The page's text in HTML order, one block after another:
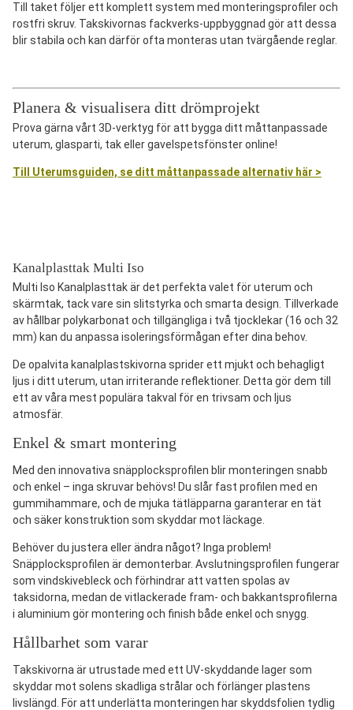
Till taket följer ett komplett system med monteringsprofiler och
rostfri skruv. Takskivornas fackverks-uppbyggnad gör att dessa
blir stabila och kan därför ofta monteras utan tvärgående reglar.
Planera & visualisera ditt drömprojekt
Prova gärna vårt 3D-verktyg för att bygga ditt måttanpassade
uterum, glasparti, tak eller gavelspetsfönster online!
Till Uterumsguiden, se ditt måttanpassade alternativ här >
Kanalplasttak Multi Iso
Multi Iso Kanalplasttak är det perfekta valet för uterum och
skärmtak, tack vare sin slitstyrka och smarta design. Tillverkade
av hållbar polykarbonat och tillgängliga i två tjocklekar (16 och 32
mm) kan du anpassa isoleringsförmågan efter dina behov.
De opalvita kanalplastskivorna sprider ett mjukt och behagligt
ljus i ditt uterum, utan irriterande reflektioner. Detta gör dem till
ett av våra mest populära takval för en trivsam och ljus
atmosfär.
Enkel & smart montering
Med den innovativa snäpplocksprofilen blir monteringen snabb
och enkel – inga skruvar behövs! Du slår fast profilen med en
gummihammare, och de mjuka tätläpparna garanterar en tät
och säker konstruktion som skyddar mot läckage.
Behöver du justera eller ändra något? Inga problem!
Snäpplocksprofilen är demonterbar. Avslutningsprofilen fungerar
som vindskivebleck och förhindrar att vatten spolas av
taksidorna, medan de vitlackerade fram- och bakkantsprofilerna
i aluminium gör montering och finish både enkel och snygg.
Hållbarhet som varar
Takskivorna är utrustade med ett UV-skyddande lager som
skyddar mot solens skadliga strålar och förlänger plastens
livslängd. För att underlätta monteringen har skyddsfolien tydlig